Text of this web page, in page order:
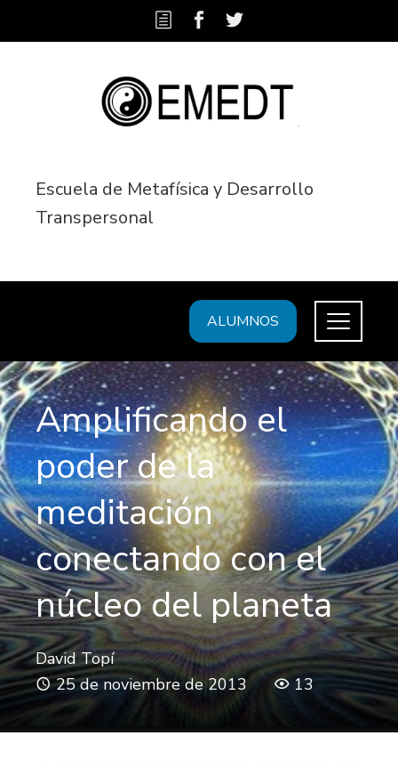
Escuela de Metafísica y Desarrollo
Transpersonal
ALUMNOS
Amplificando el
poder de la
meditación
conectando con el
núcleo del planeta
David Topí
25 de noviembre de 2013
13